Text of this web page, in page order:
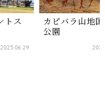
トス
2025.06.29
カピバラ山地
公園